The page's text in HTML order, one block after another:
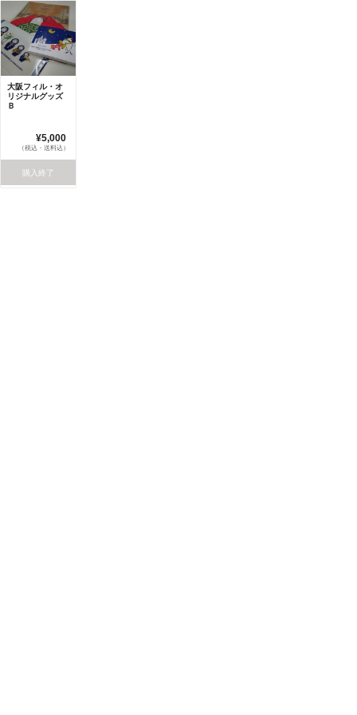
大阪フィル・オ
リジナルグッズ
Ｂ
¥5,000
（税込・送料込）
購入終了